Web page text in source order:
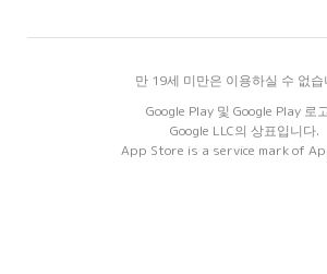
만 19세 미만은 이용하실 수 없습
Google Play 및 Google Play 로
Google LLC의 상표입니다.
App Store is a service mark of